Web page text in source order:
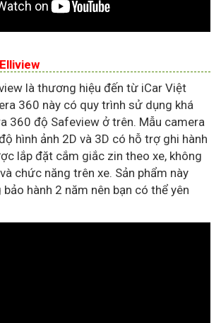
là thương hiệu đến từ iCar Việt
360 này có quy trình sử dụng khá
360 độ Safeview ở trên. Mẫu camera
hình ảnh 2D và 3D có hỗ trợ ghi hành
lắp đặt cắm giắc zin theo xe, không
chức năng trên xe. Sản phẩm này
hành 2 năm nên bạn có thể yên